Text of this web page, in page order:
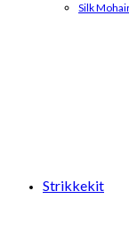
Silk
Strikkekit